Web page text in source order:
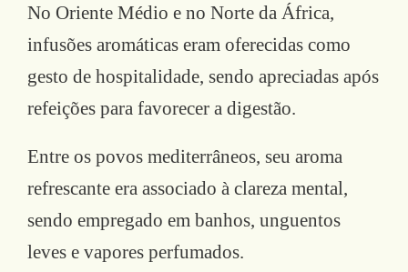
No Oriente Médio e no Norte da África,
infusões aromáticas eram oferecidas como
gesto de hospitalidade, sendo apreciadas após
refeições para favorecer a digestão.
Entre os povos mediterrâneos, seu aroma
refrescante era associado à clareza mental,
sendo empregado em banhos, unguentos
leves e vapores perfumados.